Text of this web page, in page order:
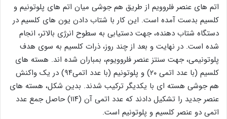
اتم های عنصر فلروویم از طریق هم جوشی میان اتم های پلوتونیم و
کلسیم بدست آمده است. این کار با شتاب دادن یون های کلسیم در
دستگاه شتاب دهنده، جهت دستیابی به سطوح انرژی بالاتر، انجام
شده است. در نهایت و بعد از چند روز، ذرات کلسیم به سوی هدف
پلوتونیمی، جهت سنتز عنصر فلروویوم، بمباران شده اند. هسته های
کلسیم (با عدد اتمی ۲۰) و پلوتونیم (با عدد اتمی۹۴) در یک واکنش
هم جوشی هسته ای با یکدیگر ترکیب شدند. بدین شکل، هسته های
عنصر جدید را تشکیل دادند که عدد اتمی آن (۱۱۴) حاصل جمع عدد
اتمی دو عنصر کلسیم و پلوتونیم است.